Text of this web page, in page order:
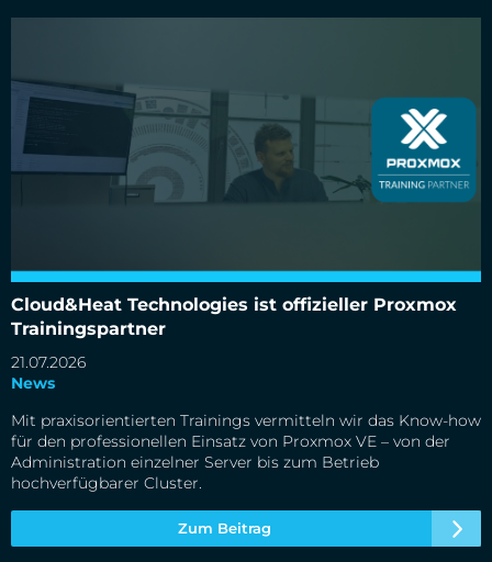
Cloud&Heat Technologies ist offizieller Proxmox
Trainingspartner
21.07.2026
News
Mit praxisorientierten Trainings vermitteln wir das Know-how
für den professionellen Einsatz von Proxmox VE – von der
Administration einzelner Server bis zum Betrieb
hochverfügbarer Cluster.
Zum Beitrag
Cloud&Heat Technologies ist offizieller Proxmox